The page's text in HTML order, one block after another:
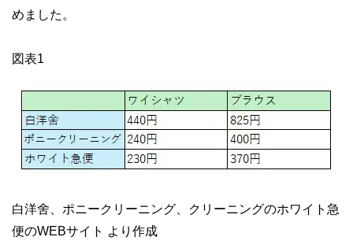
めました。
図表1
白洋舍、ポニークリーニング、クリーニングのホワイト急
便のWEBサイト より作成